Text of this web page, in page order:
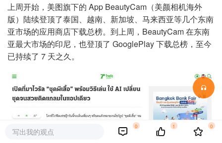
上周开始，美图旗下的 App BeautyCam（美颜相机海外
版）陆续登顶了泰国、越南、新加坡、马来西亚等几个东南
亚市场的应用商店下载总榜。到上周，BeautyCam 在东南
亚最大市场的印尼，也登顶了 GooglePlay 下载总榜，至今
已持续了 7 天之久。
写出我的观点
0 1 0